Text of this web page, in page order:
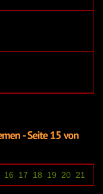
16 17 18 19 20 21